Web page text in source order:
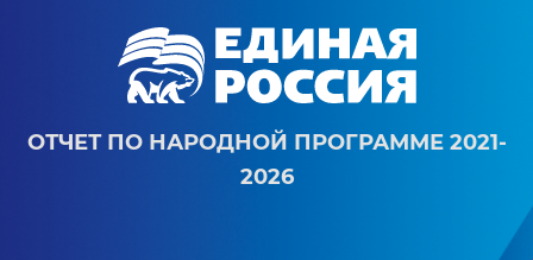
ОТЧЕТ ПО НАРОДНОЙ ПРОГРАММЕ 2021-
2026